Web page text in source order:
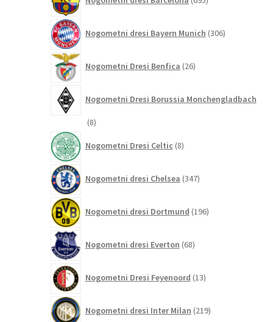
izdelkov
Nogometni dresi Bayern Munich 306izdelkov
Nogometni Dresi Benfica 26izdelkov
Nogometni Dresi Borussia Monchengladbach
88
Nogometni Dresi Celtic 8izdelkov
Nogometni dresi Chelsea 347izdelkov
Nogometni dresi Dortmund 196izdelkov
Nogometni dresi Everton 68izdelkov
Nogometni Dresi Feyenoord 13izdelkov
Nogometni dresi Inter Milan 219izdelkov